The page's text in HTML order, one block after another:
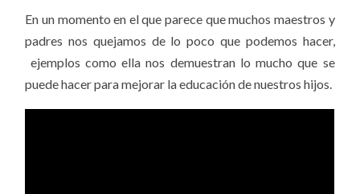
En un momento en el que parece que muchos maestros y
padres nos quejamos de lo poco que podemos hacer,
ejemplos como ella nos demuestran lo mucho que se
puede hacer para mejorar la educación de nuestros hijos.